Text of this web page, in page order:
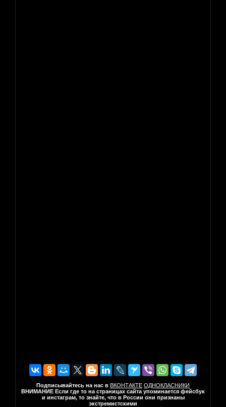
Подписывайтесь на нас в ВКОНТАКТЕ ОДНОКЛАСНИКИ
ВНИМАНИЕ Если где то на страницах сайта упоминается фейсбук
и инстаграм, то знайте, что в России они признаны
экстремистскими